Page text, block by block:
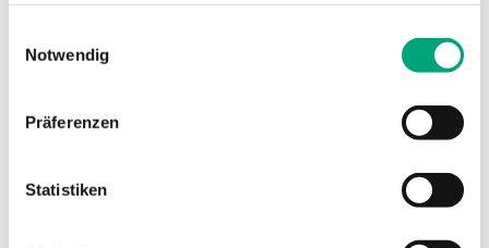
Notwendig
Präferenzen
Statistiken
(20...28 V AC
Schutzart